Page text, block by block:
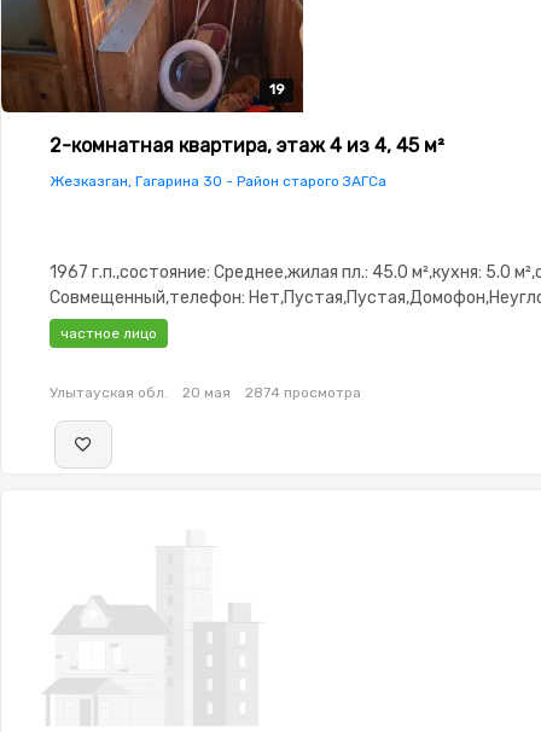
19
19
19
19
19
2-комнатная квартира, этаж 4 из 4, 45 м²
Жезказган, Гагарина 30 - Район старого ЗАГСа
1967 г.п.,состояние: Среднее,жилая пл.: 45.0 м²,кухня: 5.0
Совмещенный,телефон:
двор
частное лицо
Улытауская обл. 20 мая 2874 просмотра